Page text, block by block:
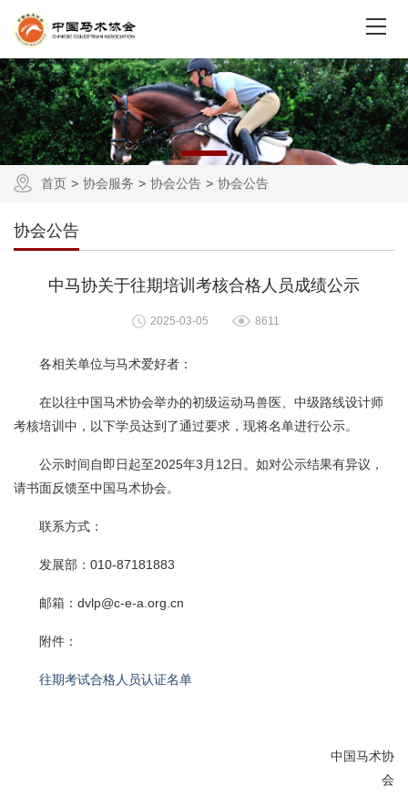
首页 协会服务 协会公告 协会公告
协会公告
中马协关于往期培训考核合格人员成绩公示
2025-03-05 8611
各相关单位与马术爱好者：
在以往中国马术协会举办的初级运动马兽医、中级路线设计师
考核培训中，以下学员达到了通过要求，现将名单进行公示。
公示时间自即日起至2025年3月12日。如对公示结果有异议，
请书面反馈至中国马术协会。
联系方式：
发展部：010-87181883
邮箱：dvlp@c-e-a.org.cn
附件：
往期考试合格人员认证名单
中国马术协
会